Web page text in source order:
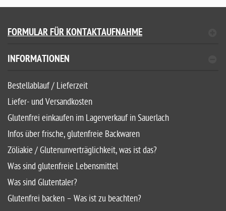
FORMULAR FÜR KONTAKTAUFNAHME
INFORMATIONEN
Bestellablauf / Lieferzeit
Liefer- und Versandkosten
Glutenfrei einkaufen im Lagerverkauf in Sauerlach
Infos über frische, glutenfreie Backwaren
Zöliakie / Glutenunverträglichkeit, was ist das?
Was sind glutenfreie Lebensmittel
Was sind Glutentaler?
Glutenfrei backen – Was ist zu beachten?